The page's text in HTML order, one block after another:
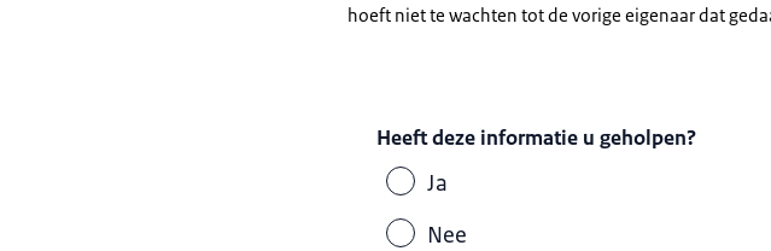
hoeft niet te wachten tot de vorige eigenaar dat
Heeft deze informatie u geholpen?
Ja
Nee